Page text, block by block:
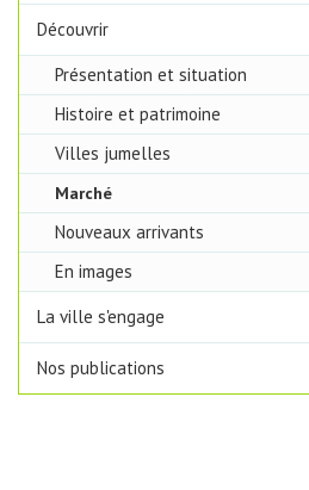
Découvrir
Présentation et situation
Histoire et patrimoine
Villes jumelles
Marché
Nouveaux arrivants
En images
La ville s'engage
Nos publications